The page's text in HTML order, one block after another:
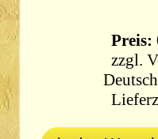
Preis:
zzgl.